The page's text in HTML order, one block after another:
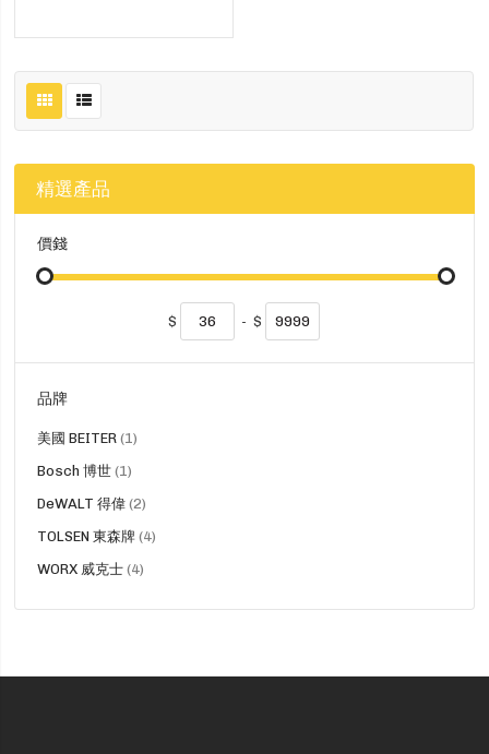
精選產品
價錢
$ $
品牌
美國 BEITER 1貨
Bosch 博世 1貨
DeWALT 得偉 2貨
TOLSEN 東森牌 4貨
WORX 威克士 4貨